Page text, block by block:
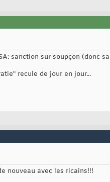
sanction sur soupçon (donc
recule de jour en jour...
nouveau avec les ricains!!!